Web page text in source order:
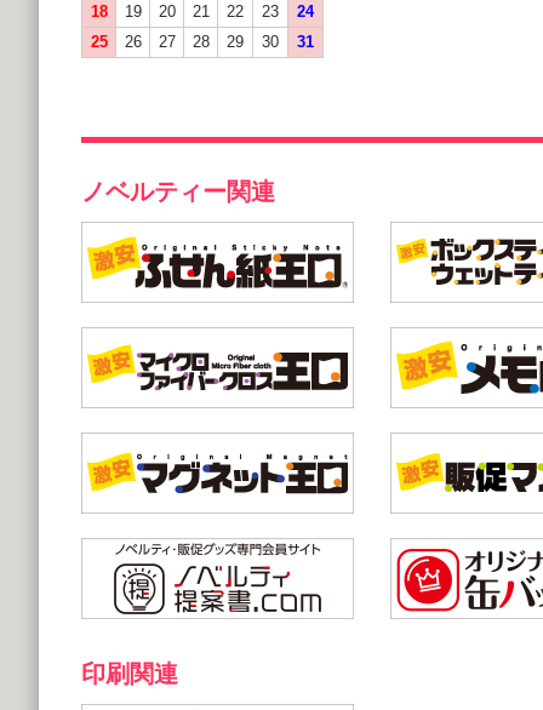
18
19 20 21 22 23
24
25
26 27 28 29 30 31
ノベルティー関連
印刷関連